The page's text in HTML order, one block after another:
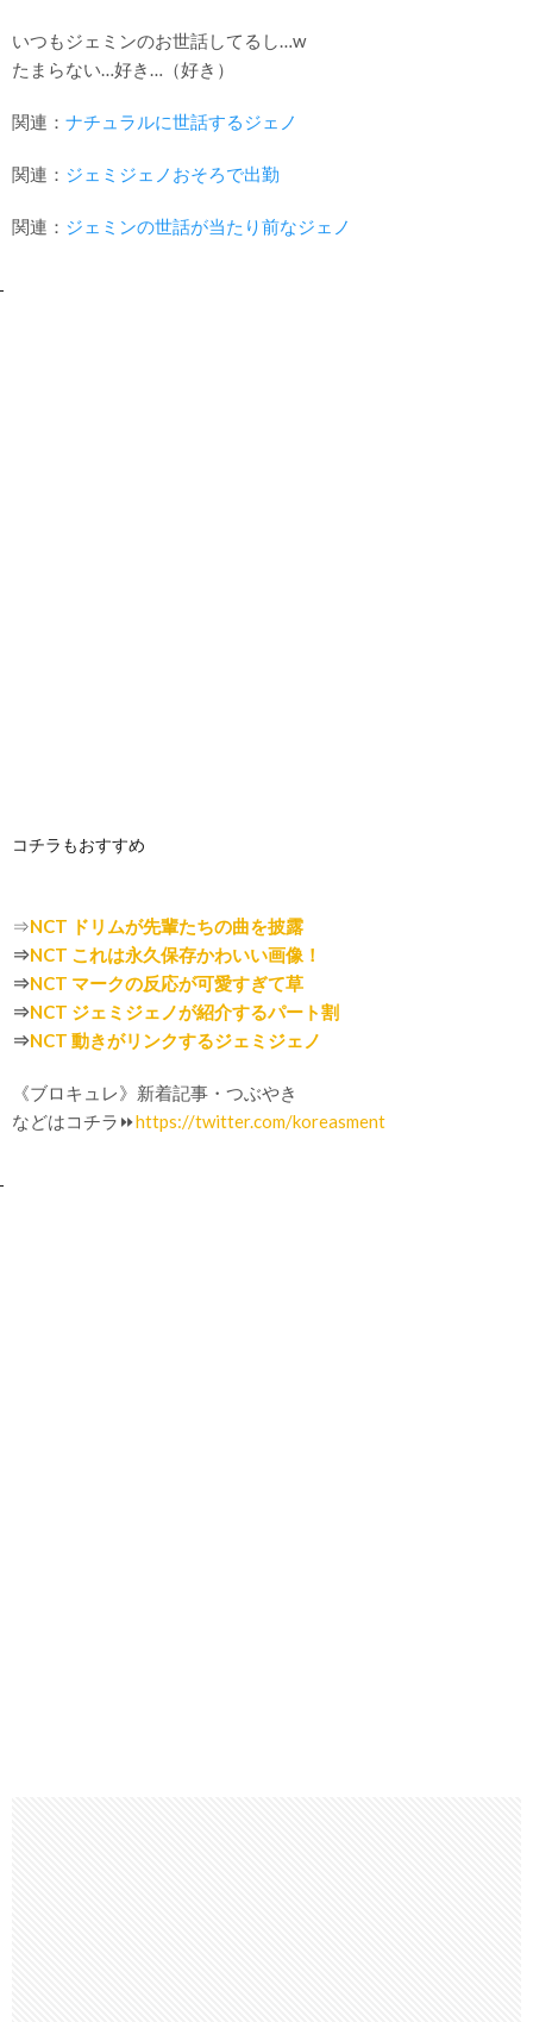
いつもジェミンのお世話してるし…w
たまらない…好き…（好き）
関連： ナチュラルに世話するジェノ
関連： ジェミジェノおそろで出勤
関連： ジェミンの世話が当たり前なジェノ
コチラもおすすめ
⇒NCT ドリムが先輩たちの曲を披露
⇒NCT これは永久保存かわいい画像！
⇒NCT マークの反応が可愛すぎて草
⇒NCT ジェミジェノが紹介するパート割
⇒NCT 動きがリンクするジェミジェノ
《ブロキュレ》新着記事・つぶやき
などはコチラ⏩https://twitter.com/koreasment